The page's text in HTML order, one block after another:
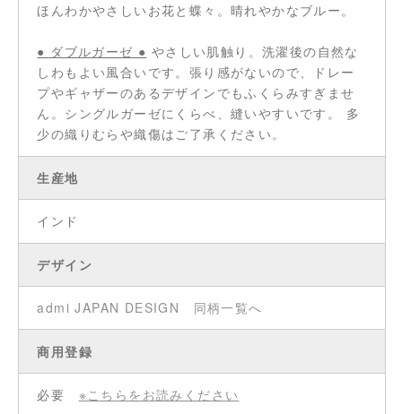
ほんわかやさしいお花と蝶々。晴れやかなブルー。
● ダブルガーゼ ● やさしい肌触り。洗濯後の自然な
しわもよい風合いです。張り感がないので、ドレー
プやギャザーのあるデザインでもふくらみすぎませ
ん。シングルガーゼにくらべ、縫いやすいです。 多
少の織りむらや織傷はご了承ください。
生産地
インド
デザイン
admi JAPAN DESIGN 同柄一覧へ
商用登録
必要 ※こちらをお読みください